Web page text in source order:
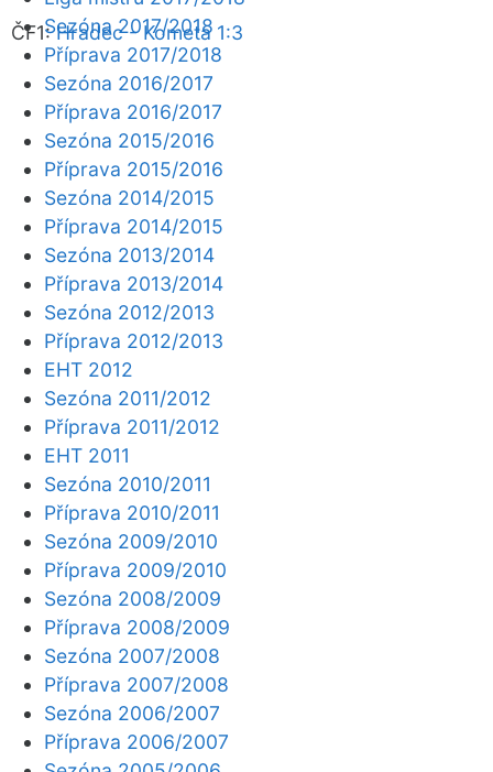
ČF1:Hradec - Kometa 1:3
Sezóna 2017/2018
Příprava 2017/2018
Sezóna 2016/2017
Příprava 2016/2017
Sezóna 2015/2016
Příprava 2015/2016
Sezóna 2014/2015
Příprava 2014/2015
Sezóna 2013/2014
Příprava 2013/2014
Sezóna 2012/2013
Příprava 2012/2013
EHT 2012
Sezóna 2011/2012
Příprava 2011/2012
EHT 2011
Sezóna 2010/2011
Příprava 2010/2011
Sezóna 2009/2010
Příprava 2009/2010
Sezóna 2008/2009
Příprava 2008/2009
Sezóna 2007/2008
Příprava 2007/2008
Sezóna 2006/2007
Příprava 2006/2007